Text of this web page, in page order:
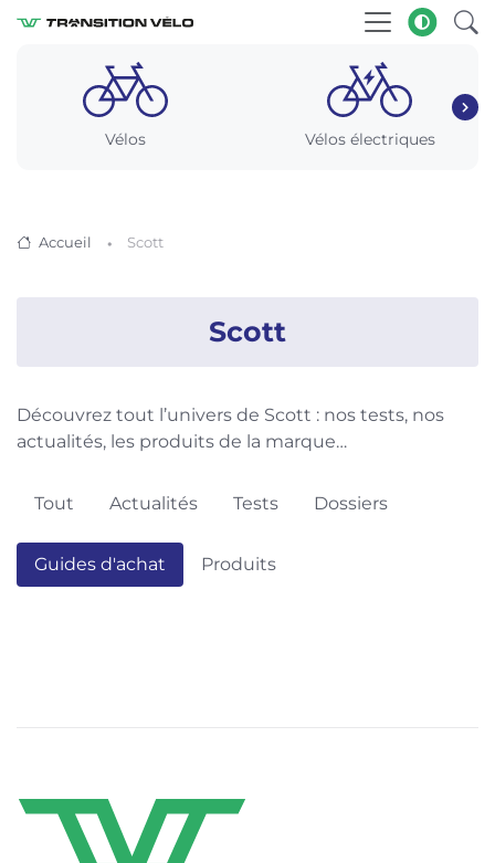
Vélos Vélos électriques
Accueil Scott
Scott
Découvrez tout l’univers de Scott : nos tests, nos
actualités, les produits de la marque…
Tout Actualités Tests Dossiers
Guides d'achat Produits